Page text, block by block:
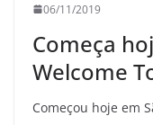
06/11/2019
Começa
Welcome
Começou hoje em